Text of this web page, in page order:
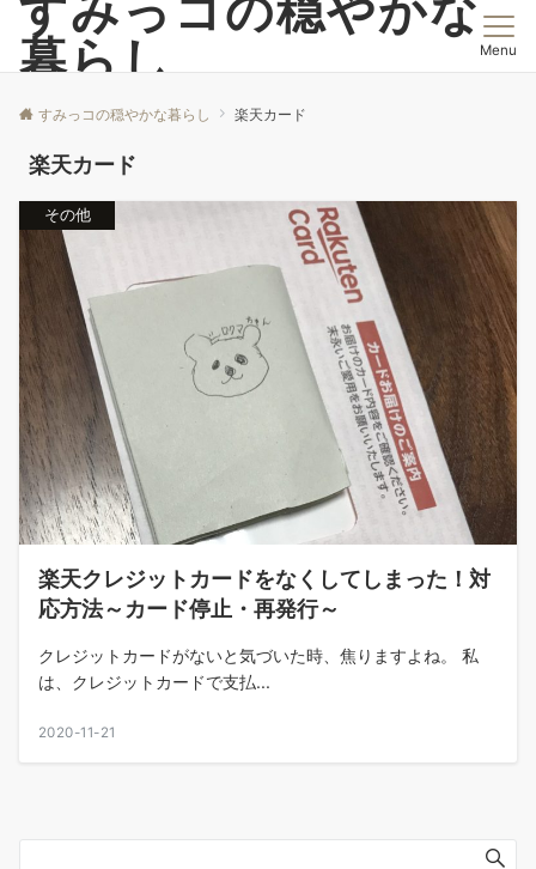
暮らし
Menu
すみっコの穏やかな暮らし 楽天カード
楽天カード
その他
楽天クレジットカードをなくしてしまった！対
応方法～カード停止・再発行～
クレジットカードがないと気づいた時、焦りますよね。 私
は、クレジットカードで支払...
2020-11-21